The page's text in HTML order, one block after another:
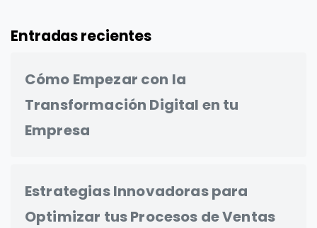
Entradas recientes
Cómo Empezar con la
Transformación Digital en tu
Empresa
Estrategias Innovadoras para
Optimizar tus Procesos de Ventas